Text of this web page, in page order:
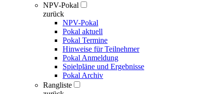
NPV-Pokal
zurück
NPV-Pokal
Pokal aktuell
Pokal Termine
Hinweise für Teilnehmer
Pokal Anmeldung
Spielpläne und Ergebnisse
Pokal Archiv
Rangliste